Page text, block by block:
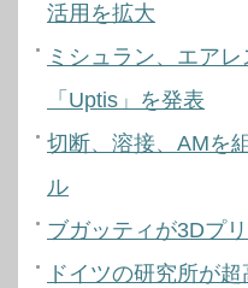
活用を拡大
ミシュラン、エア
「Uptis」を発表
切断、溶接、AMを
ル
ブガッティが3Dプ
ドイツの研究所が